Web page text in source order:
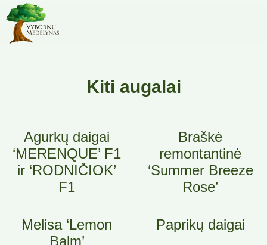
Kiti augalai
Agurkų daigai
‘MERENQUE’ F1
ir ‘RODNIČIOK’
F1
Braškė
remontantinė
‘Summer Breeze
Rose’
Melisa ‘Lemon
Balm’
Paprikų daigai